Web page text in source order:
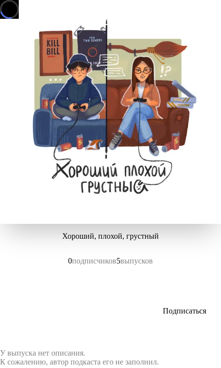
Хороший, плохой, грустный
0подписчиков5выпусков
Подписаться
У выпуска нет описания.
К сожалению, автор подкаста его не заполнил.